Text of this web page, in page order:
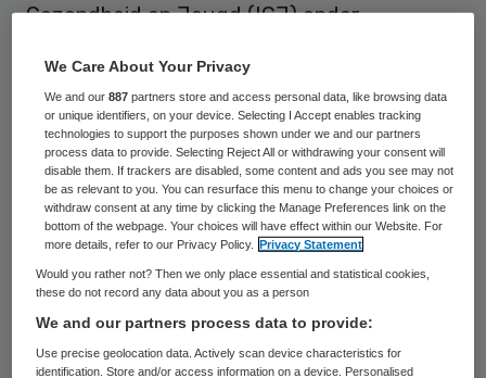
Gezondheid en Jeugd (IGJ) onder
organisatie, die thuiszorg biedt in Tiel,
Arnhem en Duiven, moet binnen vier
maanden de zorg op orde hebben.
Dat meldt de inspectie op 18 oktober. De
IGJ bezocht King Thuiszorg in juli opnieuw,
na een eerder bezoek in 2021. “De
organisatie is al vaker gewezen op
tekortkomingen. Desondanks voldoet King
We Care About Your Privacy
We and our887 partners store and access personal data, like browsing data
or unique identifiers, on your device. Selecting I Accept enables tracking
technologies to support the purposes shown under we and our partners
process data to provide. Selecting Reject All or withdrawing your consent will
disable them. If trackers are disabled, some content and ads you see may not
be as relevant to you. You can resurface this menu to change your choices or
withdraw consent at any time by clicking the Manage Preferences link on the
bottom of the webpage. Your choices will have effect within our Website. For
more details, refer to our Privacy Policy.
Privacy Statement
Would you rather not? Then we only place essential and statistical cookies,
these do not record any data about you as a person
We and our partners process data to provide:
Use precise geolocation data. Actively scan device characteristics for
identification. Store and/or access information on a device. Personalised